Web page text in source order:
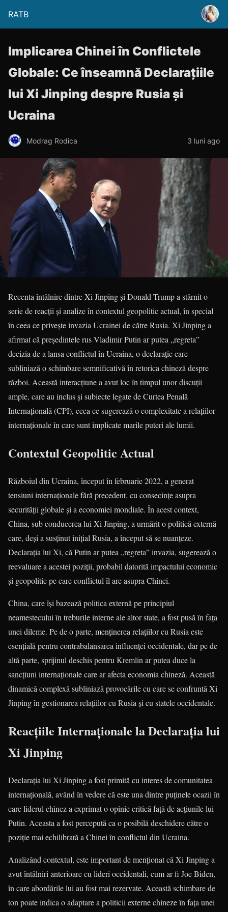
RATB
Implicarea Chinei în Conflictele
Globale: Ce înseamnă Declarațiile
lui Xi Jinping despre Rusia și
Ucraina
Modrag Rodica 3 luni ago
Recenta întâlnire dintre Xi Jinping și Donald Trump a stârnit o
serie de reacții și analize în contextul geopolitic actual, în special
în ceea ce privește invazia Ucrainei de către Rusia. Xi Jinping a
afirmat că președintele rus Vladimir Putin ar putea „regreta”
decizia de a lansa conflictul în Ucraina, o declarație care
subliniază o schimbare semnificativă în retorica chineză despre
război. Această interacțiune a avut loc în timpul unor discuții
ample, care au inclus și subiecte legate de Curtea Penală
Internațională (CPI), ceea ce sugerează o complexitate a relațiilor
internaționale în care sunt implicate marile puteri ale lumii.
Contextul Geopolitic Actual
Războiul din Ucraina, început în februarie 2022, a generat
tensiuni internaționale fără precedent, cu consecințe asupra
securității globale și a economiei mondiale. În acest context,
China, sub conducerea lui Xi Jinping, a urmărit o politică externă
care, deși a susținut inițial Rusia, a început să se nuanțeze.
Declarația lui Xi, că Putin ar putea „regreta” invazia, sugerează o
reevaluare a acestei poziții, probabil datorită impactului economic
și geopolitic pe care conflictul îl are asupra Chinei.
China, care își bazează politica externă pe principiul
neamestecului în treburile interne ale altor state, a fost pusă în fața
unei dileme. Pe de o parte, menținerea relațiilor cu Rusia este
esențială pentru contrabalansarea influenței occidentale, dar pe de
altă parte, sprijinul deschis pentru Kremlin ar putea duce la
sancțiuni internaționale care ar afecta economia chineză. Această
dinamică complexă subliniază provocările cu care se confruntă Xi
Jinping în gestionarea relațiilor cu Rusia și cu statele occidentale.
Reacțiile Internaționale la Declarația lui
Xi Jinping
Declarația lui Xi Jinping a fost primită cu interes de comunitatea
internațională, având în vedere că este una dintre puținele ocazii în
care liderul chinez a exprimat o opinie critică față de acțiunile lui
Putin. Aceasta a fost percepută ca o posibilă deschidere către o
poziție mai echilibrată a Chinei în conflictul din Ucraina.
Analizând contextul, este important de menționat că Xi Jinping a
avut întâlniri anterioare cu lideri occidentali, cum ar fi Joe Biden,
în care abordările lui au fost mai rezervate. Această schimbare de
ton poate indica o adaptare a politicii externe chineze în fața unei